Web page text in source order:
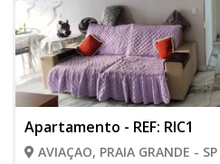
Apartamento - REF: RIC1
AVIAÇAO, PRAIA GRANDE - SP